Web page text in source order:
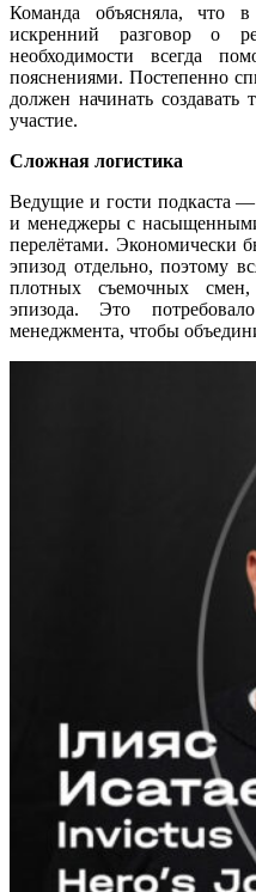
Команда объясняла, что
искренний разговор о
необходимости всегда
пояснениями. Постепенно
должен начинать создавать
участие.
Сложная логистика
Ведущие и гости подкаста
и менеджеры с
перелётами. Экономически
эпизод отдельно, поэтому
плотных съемочных
эпизода. Это
менеджмента, чтобы